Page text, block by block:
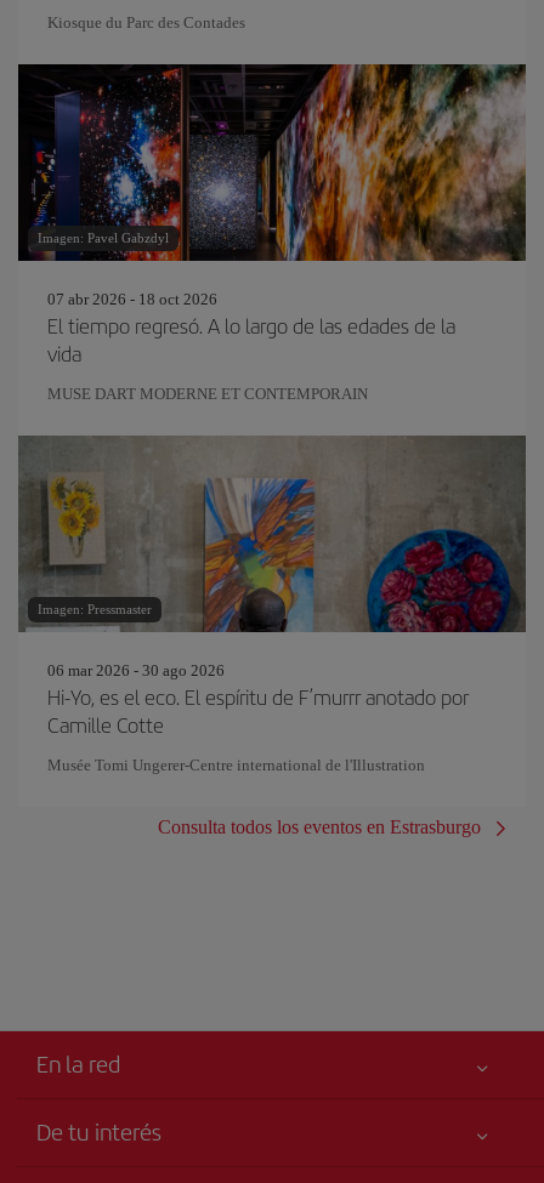
Kiosque du Parc des Contades
Imagen: Pavel Gabzdyl
07 abr 2026 - 18 oct 2026
El tiempo regresó. A lo largo de las edades de la
vida
MUSE DART MODERNE ET CONTEMPORAIN
Imagen: Pressmaster
06 mar 2026 - 30 ago 2026
Hi-Yo, es el eco. El espíritu de F’murrr anotado por
Camille Cotte
Musée Tomi Ungerer-Centre international de l'Illustration
Consulta todos los eventos en Estrasburgo
En la red
De tu interés